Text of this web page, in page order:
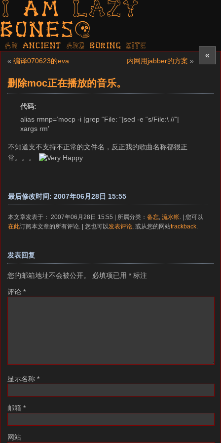
I am LAZY
bones?
AN ancient AND boring SITE
«
« 编译070623的eva 内网用jabber的方案 »
删除moc正在播放的音乐。
代码:
alias rmnp=’mocp -i |grep “File: “|sed -e “s/File:\ //”|
xargs rm’
不知道支不支持不正常的文件名，反正我的歌曲名称都很正
常。。。
最后修改时间: 2007年06月28日 15:55
本文章发表于： 2007年06月28日 15:55 | 所属分类：备忘 ,流水帐 . | 您可以
在此订阅本文章的所有评论. | 您也可以 发表评论 , 或从您的网站trackback
发表回复
您的邮箱地址不会被公开。 必填项已用 * 标注
评论 *
显示名称 *
邮箱 *
网站